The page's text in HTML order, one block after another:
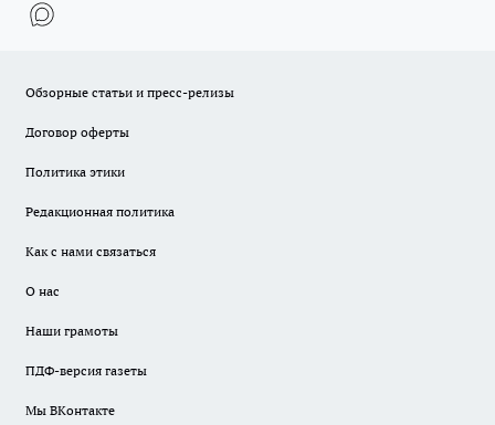
Обзорные статьи и пресс-релизы
Договор оферты
Политика этики
Редакционная политика
Как с нами связаться
О нас
Наши грамоты
ПДФ-версия газеты
Мы ВКонтакте